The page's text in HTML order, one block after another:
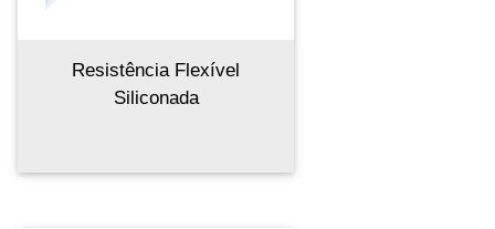
Resistência Flexível
Siliconada